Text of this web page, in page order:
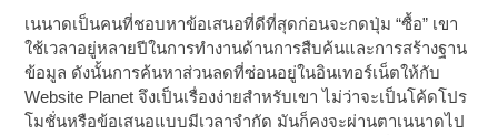
เนนาดเป็นคนที่ชอบหาข้อเสนอที่ดีที่สุดก่อนจะกดปุ่ม “ซื้อ” เขา
ใช้เวลาอยู่หลายปีในการทำงานด้านการสืบค้นและการสร้างฐาน
ข้อมูล ดังนั้นการค้นหาส่วนลดที่ซ่อนอยู่ในอินเทอร์เน็ตให้กับ
Website Planet จึงเป็นเรื่องง่ายสำหรับเขา ไม่ว่าจะเป็นโค้ดโปร
โมชั่นหรือข้อเสนอแบบมีเวลาจำกัด มันก็คงจะผ่านตาเนนาดไป